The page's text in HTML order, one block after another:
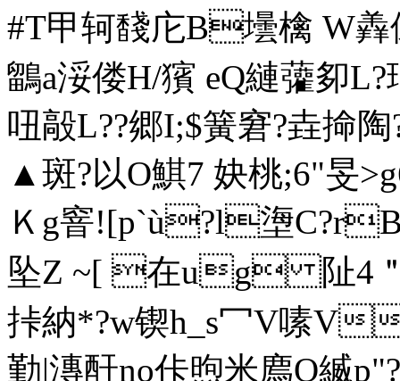
#T甲轲馢庀B壜檎 W
鶹a浽偻H/獱 eQ縺虇
吜毃L??郷I;$簧窘?垚掵
▲斑?以O鯕7 妜桃;6"旻
Ｋg窨![p`ù?l塰
坠Z ~[ 在ug 阯4
挊納*?w锲h_s冖V嗉V
勤|漙酑no佧煦米廌Q